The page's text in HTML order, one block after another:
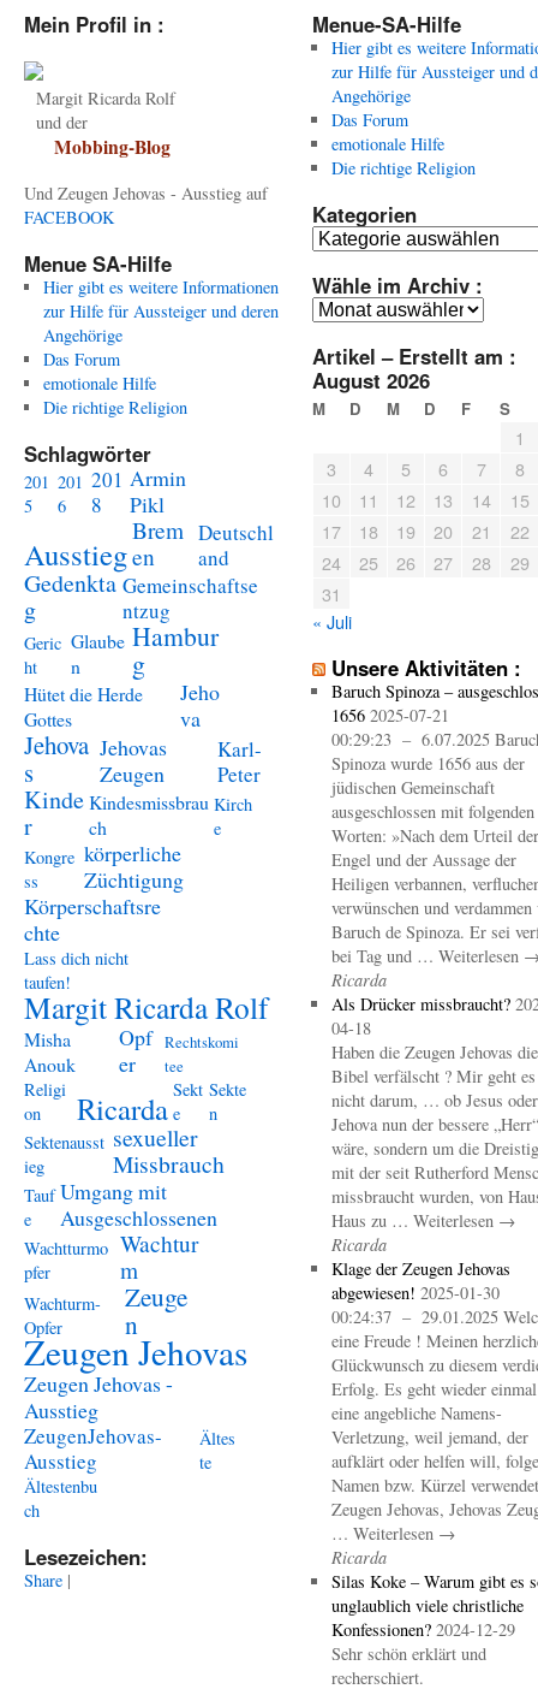
Mein Profil in :
Margit Ricarda Rolf
und der
Mobbing-Blog
Und Zeugen Jehovas - Ausstieg auf
FACEBOOK
Menue SA-Hilfe
Hier gibt es weitere Informationen
zur Hilfe für Aussteiger und deren
Angehörige
Das Forum
emotionale Hilfe
Die richtige Religion
Schlagwörter
201
5
201
6
201
8
Armin
Pikl
Ausstieg
Brem
en
Deutschl
and
Gedenkta
g
Gemeinschaftse
ntzug
Geric
ht
Glaube
n
Hambur
g
Hütet die Herde
Gottes
Jeho
va
Jehova
s
Jehovas
Zeugen
Karl-
Peter
Kinde
r
Kindesmissbrau
ch
Kirch
e
Kongre
ss
körperliche
Züchtigung
Körperschaftsre
chte
Lass dich nicht
taufen!
Margit Ricarda Rolf
Misha
Anouk
Opf
er
Rechtskomi
tee
Religi
on
Ricarda Sekt
e
Sekte
n
Sektenausst
ieg
sexueller
Missbrauch
Tauf
e
Umgang mit
Ausgeschlossenen
Wachtturmo
pfer
Wachtur
m
Wachturm-
Opfer
Zeuge
n
Zeugen Jehovas
Zeugen Jehovas -
Ausstieg
ZeugenJehovas-
Ausstieg
Ältes
te
Ältestenbu
ch
Lesezeichen:
Share |
Menue-SA-Hilfe
Hier gibt es weitere
zur Hilfe für Aussteiger und
Angehörige
Das Forum
emotionale Hilfe
Die richtige Religion
Kategorien
Kategorien
Wähle im Archiv :
Wähle
Archiv
:
Artikel – Erstellt am :
August 2026
M D M D F S
1
3
4 5 6 7
8
10
11 12 13 14
15
17
18 19 20 21
22
24
25 26 27 28
29
31
« Juli
Unsere Aktivitäten :
Baruch Spinoza –
1656 2025-07-21
00:29:23 – 6.07.2025
Spinoza wurde 1656 aus der
jüdischen Gemeinschaft
ausgeschlossen mit folgenden
Worten: »Nach dem Urteil der
Engel und der Aussage der
Heiligen verbannen,
verwünschen und
Baruch de Spinoza. Er sei
bei Tag und … Weiterlesen
Ricarda
Als Drücker missbraucht?
04-18
Haben die Zeugen Jehovas die
Bibel verfälscht ? Mir geht
nicht darum, … ob Jesus oder
Jehova nun der bessere „Herr“
wäre, sondern um die
mit der seit Rutherford
missbraucht wurden, von
Haus zu … Weiterlesen →
Ricarda
Klage der Zeugen Jehovas
abgewiesen! 2025-01-30
00:24:37 – 29.01.2025
eine Freude ! Meinen
Glückwunsch zu diesem
Erfolg. Es geht wieder
eine angebliche Namens-
Verletzung, weil jemand, der
aufklärt oder helfen will,
Namen bzw. Kürzel
Zeugen Jehovas, Jehovas
… Weiterlesen →
Ricarda
Silas Koke – Warum gibt es
unglaublich viele christliche
Konfessionen? 2024-12-29
Sehr schön erklärt und
recherschiert.